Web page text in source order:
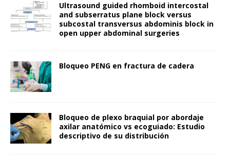
Ultrasound guided rhomboid intercostal
and subserratus plane block versus
subcostal transversus abdominis block in
open upper abdominal surgeries
Bloqueo PENG en fractura de cadera
Bloqueo de plexo braquial por abordaje
axilar anatómico vs ecoguiado: Estudio
descriptivo de su distribución